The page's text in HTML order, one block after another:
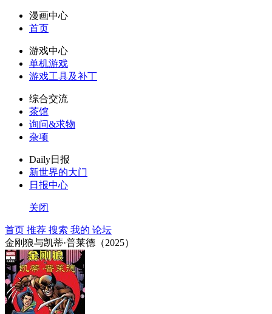
漫画中心
首页
游戏中心
单机游戏
游戏工具及补丁
综合交流
茶馆
询问&求物
杂项
Daily日报
新世界的大门
日报中心
关闭
首页 推荐 搜索 我的 论坛
金刚狼与凯蒂·普莱德（2025）